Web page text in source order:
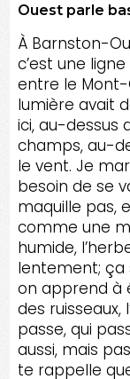
Ouest parle
À Barnston-
c’est une
entre le Mont-
lumière avait
ici, au-dessus
champs, au-
le vent. Je
besoin de se
maquille pas,
comme une
humide,
lentement; ça
on apprend à
des ruisseaux,
passe, qui
aussi, mais
te rappelle